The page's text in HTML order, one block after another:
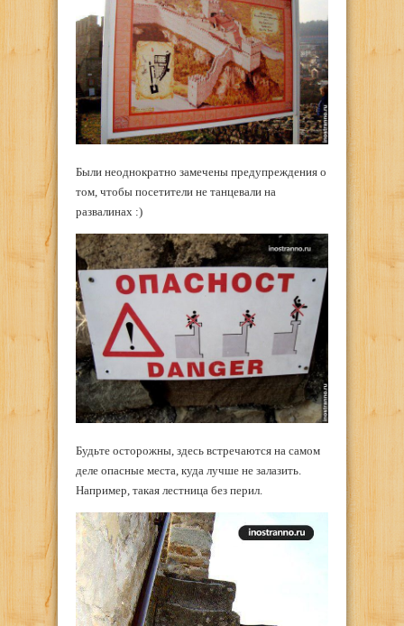
Были неоднократно замечены предупреждения о
том, чтобы посетители не танцевали на
развалинах :)
Будьте осторожны, здесь встречаются на самом
деле опасные места, куда лучше не залазить.
Например, такая лестница без перил.